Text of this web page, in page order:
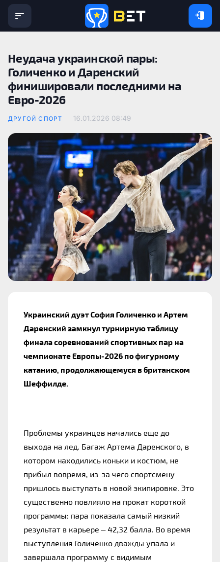
Неудача украинской пары:
Голиченко и Даренский
финишировали последними на
Евро-2026
ДРУГОЙ СПОРТ 16.01.2026 08:49
Украинский дуэт София Голиченко и Артем
Даренский замкнул турнирную таблицу
финала соревнований спортивных пар на
чемпионате Европы-2026 по фигурному
катанию, продолжающемуся в британском
Шеффилде.
Проблемы украинцев начались еще до
выхода на лед. Багаж Артема Даренского, в
котором находились коньки и костюм, не
прибыл вовремя, из-за чего спортсмену
пришлось выступать в новой экипировке. Это
существенно повлияло на прокат короткой
программы: пара показала самый низкий
результат в карьере – 42,32 балла. Во время
выступления Голиченко дважды упала и
завершала программу с видимым